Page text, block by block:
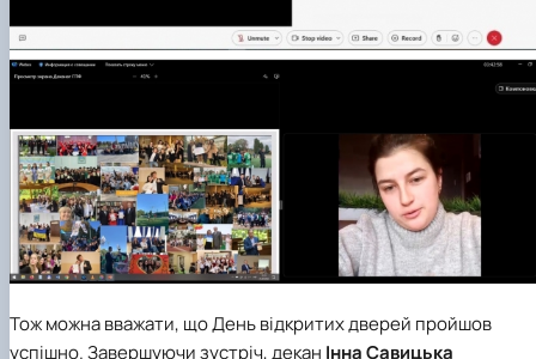
Тож можна вважати, що День відкритих дверей пройшов
успішно. Завершуючи зустріч, декан Інна Савицька